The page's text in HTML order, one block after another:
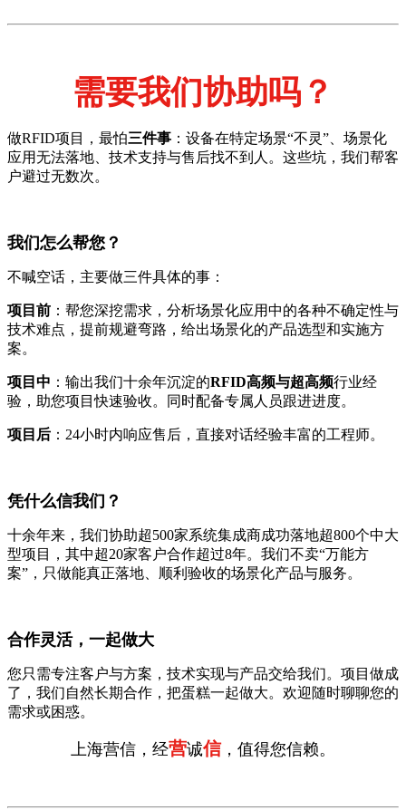
需要我们协助吗？
做RFID项目，最怕三件事 ：设备在特定场景“不灵”、场景化
应用无法落地、技术支持与售后找不到人。这些坑，我们帮客
户避过无数次。
我们怎么帮您？
不喊空话，主要做三件具体的事：
项目前 ：帮您深挖需求，分析场景化应用中的各种不确定性与
技术难点，提前规避弯路，给出场景化的产品选型和实施方
案。
项目中 ：输出我们十余年沉淀的RFID高频与超高频行业经
验，助您项目快速验收。同时配备专属人员跟进进度。
项目后 ：24小时内响应售后，直接对话经验丰富的工程师。
凭什么信我们？
十余年来，我们协助超500家系统集成商成功落地超800个中大
型项目，其中超20家客户合作超过8年。我们不卖“万能方
案”，只做能真正落地、顺利验收的场景化产品与服务。
合作灵活，一起做大
您只需专注客户与方案，技术实现与产品交给我们。项目做成
了，我们自然长期合作，把蛋糕一起做大。欢迎随时聊聊您的
需求或困惑。
上海营信，经营诚信，值得您信赖。